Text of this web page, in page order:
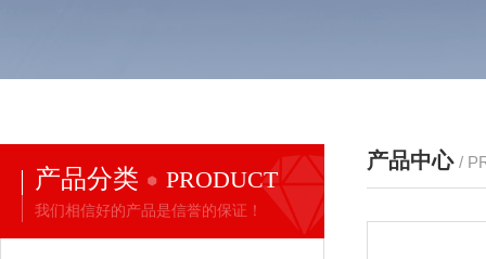
产品分类 PRODUCT
我们相信好的产品是信誉的保证！
产品中心 /